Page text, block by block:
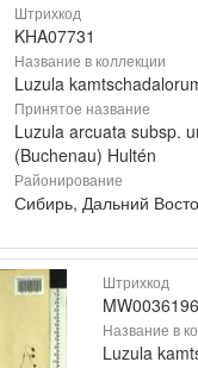
Штрихкод
KHA07731
Название в коллекции
Luzula
Принятое название
Luzula arcuata subsp.
(Buchenau) Hultén
Районирование
Сибирь, Дальний
Штрихкод
MW0036196
Название в
Luzula